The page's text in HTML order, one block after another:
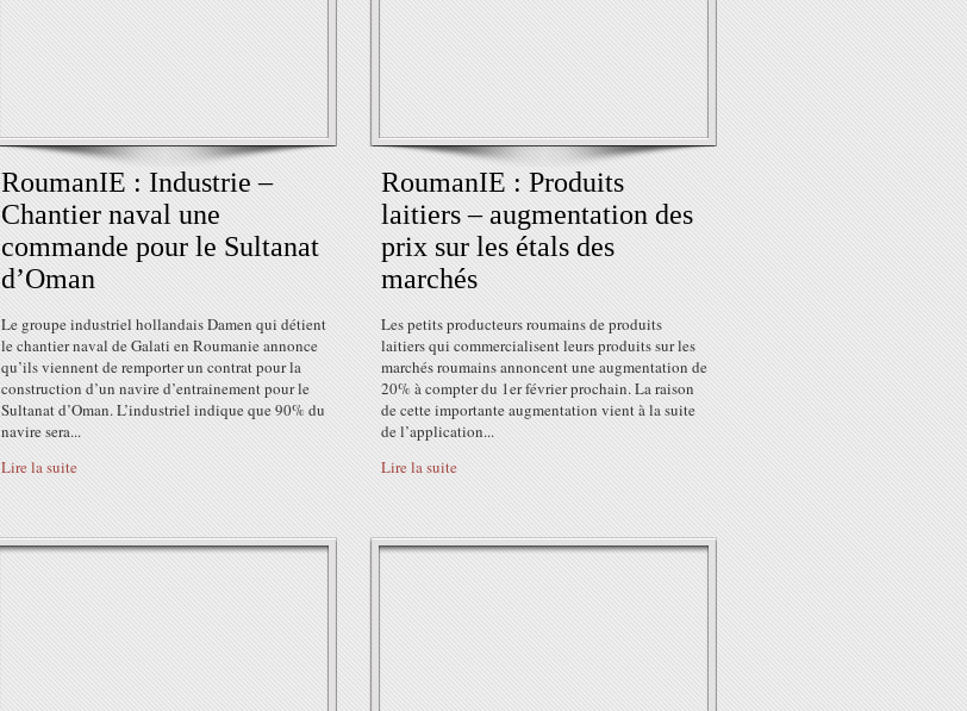
RoumanIE : Industrie –
Chantier naval une
commande pour le Sultanat
d’Oman
Le groupe industriel hollandais Damen qui détient
le chantier naval de Galati en Roumanie annonce
qu’ils viennent de remporter un contrat pour la
construction d’un navire d’entrainement pour le
Sultanat d’Oman. L’industriel indique que 90% du
navire sera...
Lire la suite
RoumanIE : Produits
laitiers – augmentation des
prix sur les étals des
marchés
Les petits producteurs roumains de produits
laitiers qui commercialisent leurs produits sur les
marchés roumains annoncent une augmentation de
20% à compter du 1er février prochain. La raison
de cette importante augmentation vient à la suite
de l’application...
Lire la suite